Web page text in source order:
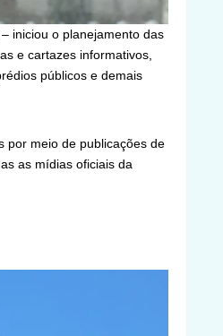
iniciou o planejamento das
e cartazes informativos,
públicos e demais
por meio de publicações de
as mídias oficiais da